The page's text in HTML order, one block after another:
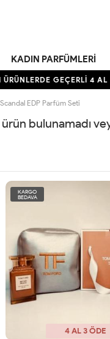
KADIN PARFÜMLERI
ÜRÜNLERDE GEÇERLİ4AL
EDP Parfüm Seti
bulunamadı
KARGO
BEDAVA
4 AL 3 ÖDE